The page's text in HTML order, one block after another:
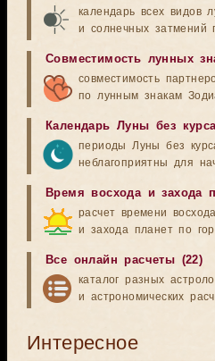
календарь всех видов
и солнечных затмений
Совместимость лунных
совместимость
по лунным знакам
Календарь Луны без
периоды Луны без
неблагоприятны для
Время восхода и захода
расчет времени восхода
и захода планет по
Все онлайн расчеты (22)
каталог разных
и астрономических
Интересное